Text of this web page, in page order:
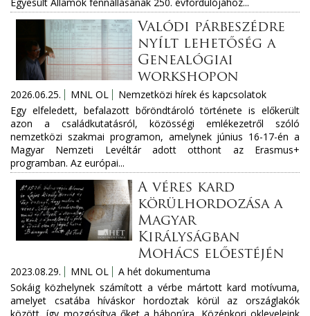
Egyesült Államok fennállásának 250. évfordulójához...
Valódi párbeszédre
nyílt lehetőség a
Genealógiai
workshopon
2026.06.25. MNL OL
Nemzetközi hírek és kapcsolatok
Egy elfeledett, befalazott bőröndtároló története is előkerült
azon a családkutatásról, közösségi emlékezetről szóló
nemzetközi szakmai programon, amelynek június 16-17-én a
Magyar Nemzeti Levéltár adott otthont az Erasmus+
programban. Az európai...
A véres kard
körülhordozása a
Magyar
Királyságban
Mohács előestéjén
2023.08.29. MNL OL
A hét dokumentuma
Sokáig közhelynek számított a vérbe mártott kard motívuma,
amelyet csatába híváskor hordoztak körül az országlakók